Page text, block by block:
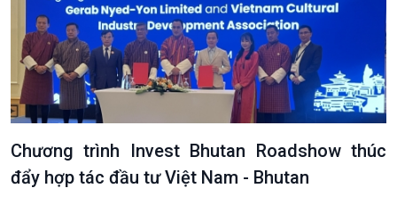
Chương trình Invest Bhutan Roadshow thúc
đẩy hợp tác đầu tư Việt Nam - Bhutan